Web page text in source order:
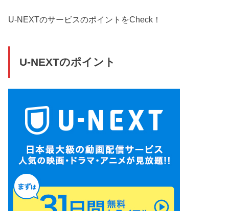
U-NEXTのサービスのポイントをCheck！
U-NEXTのポイント